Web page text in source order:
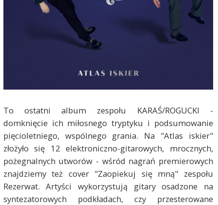
To ostatni album zespołu KARAŚ/ROGUCKI -
domknięcie ich miłosnego tryptyku i podsumowanie
pięcioletniego, wspólnego grania. Na "Atlas iskier"
złożyło się 12 elektroniczno-gitarowych, mrocznych,
pożegnalnych utworów - wśród nagrań premierowych
znajdziemy też cover "Zaopiekuj się mną" zespołu
Rezerwat. Artyści wykorzystują gitary osadzone na
syntezatorowych podkładach, czy przesterowane